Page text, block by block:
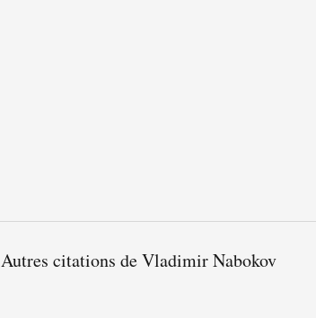
Autres citations de Vladimir Nabokov